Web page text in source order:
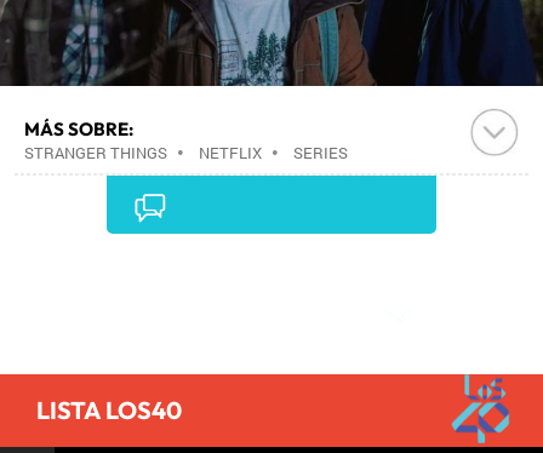
MÁS SOBRE:
STRANGER THINGS • NETFLIX • SERIES
AMERICANAS•SERIES CIENCIA FICCIÓN•
PLATAFORMAS DIGITALES
TELEVISIÓN IP•SERIES TELEVISIÓN•INTERNET
LISTA LOS40